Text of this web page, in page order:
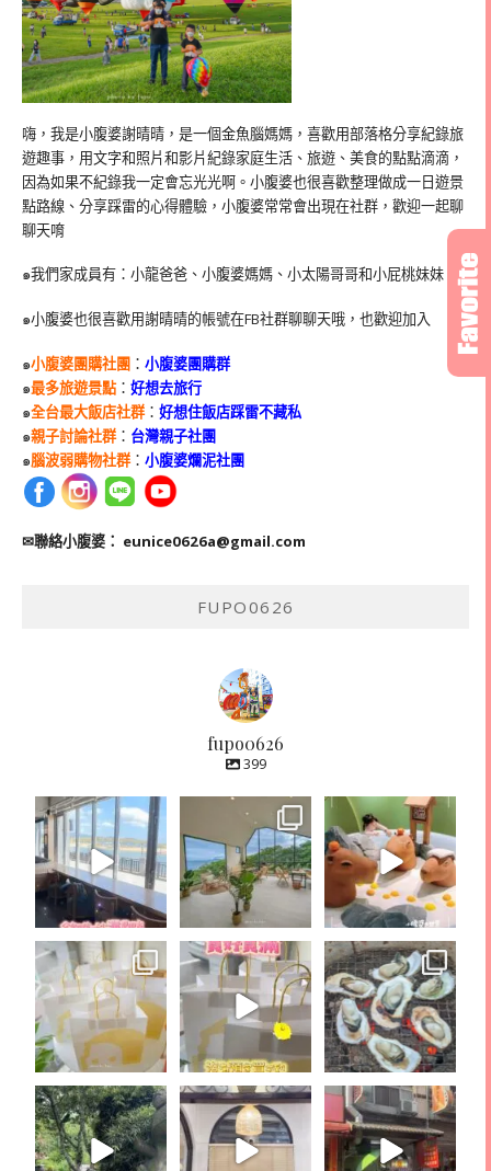
嗨，我是小腹婆謝晴晴，是一個金魚腦媽媽，喜歡用部落格分享紀錄旅
遊趣事，用文字和照片和影片紀錄家庭生活、旅遊、美食的點點滴滴，
因為如果不紀錄我一定會忘光光啊。小腹婆也很喜歡整理做成一日遊景
點路線、分享踩雷的心得體驗，小腹婆常常會出現在社群，歡迎一起聊
聊天唷
๑我們家成員有：小龍爸爸、小腹婆媽媽、小太陽哥哥和小屁桃妹妹
๑小腹婆也很喜歡用謝晴晴的帳號在FB社群聊聊天哦，也歡迎加入
๑小腹婆團購社團 ： 小腹婆團購群
๑最多旅遊景點： 好想去旅行
๑全台最大飯店社群： 好想住飯店踩雷不藏私
๑親子討論社群： 台灣親子社團
๑腦波弱購物社群： 小腹婆爛泥社團
✉聯絡小腹婆： eunice0626a@gmail.com
FUPO0626
fupo0626
399